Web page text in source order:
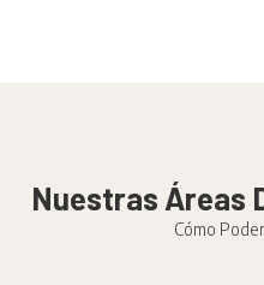
Nuestras Áreas
Cómo